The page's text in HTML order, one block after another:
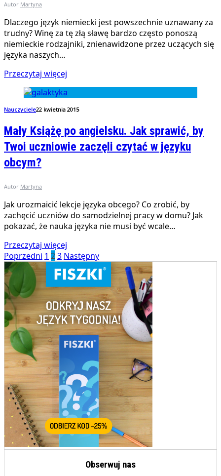
Autor Martyna
Dlaczego język niemiecki jest powszechnie uznawany za
trudny? Winę za tę złą sławę bardzo często ponoszą
niemieckie rodzajniki, znienawidzone przez uczących się
języka naszych…
Przeczytaj więcej
Nauczyciele22 kwietnia 2015
Mały Książę po angielsku. Jak sprawić, by
Twoi uczniowie zaczęli czytać w języku
obcym?
Autor Martyna
Jak urozmaicić lekcje języka obcego? Co zrobić, by
zachęcić uczniów do samodzielnej pracy w domu? Jak
pokazać, że nauka języka nie musi być wcale…
Przeczytaj więcej
Poprzedni 1 23 Następny
Obserwuj nas